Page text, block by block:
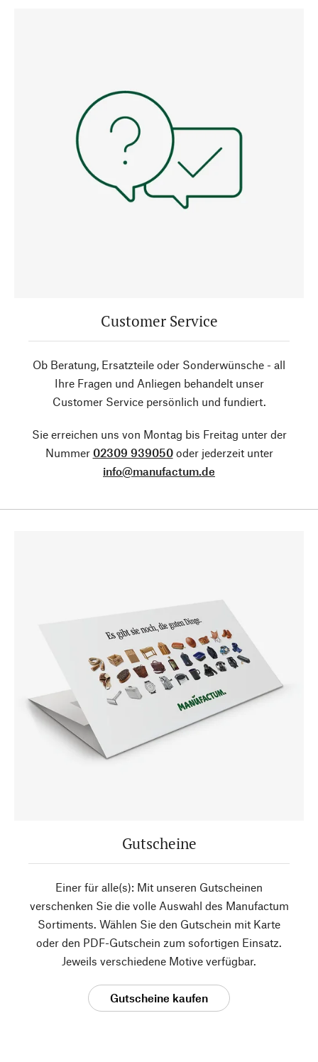
Customer Service
Ob Beratung, Ersatzteile oder Sonderwünsche - all
Ihre Fragen und Anliegen behandelt unser
Customer Service persönlich und fundiert.
Sie erreichen uns von Montag bis Freitag unter der
Nummer 02309 939050oder jederzeit unter
info@manufactum.de
Gutscheine
Einer für alle(s): Mit unseren Gutscheinen
verschenken Sie die volle Auswahl des Manufactum
Sortiments. Wählen Sie den Gutschein mit Karte
oder den PDF-Gutschein zum sofortigen Einsatz.
Jeweils verschiedene Motive verfügbar.
Gutscheine kaufen